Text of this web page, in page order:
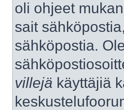
oli ohjeet
sait
sähköpostia.
villejä käyttäjiä